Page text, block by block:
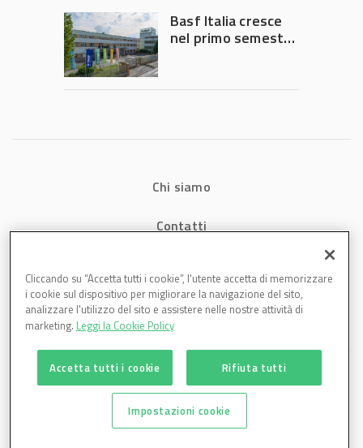
Governo
Basf Italia cresce
nel primo semestre
Chi siamo
Contatti
Cookies
Plastmagazine è una testata di DBInformation Spa P.IVA 09293820156 | Centro
Cliccando su “Accetta tutti i cookie”, l'utente accetta di memorizzare
i cookie sul dispositivo per migliorare la navigazione del sito,
analizzare l'utilizzo del sito e assistere nelle nostre attività di
marketing. Leggi la Cookie Policy
Accetta tutti i cookie Rifiuta tutti
Impostazioni cookie